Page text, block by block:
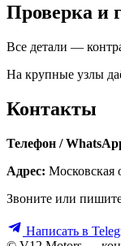
Проверка и
Все детали —
На крупные узлы
Контакты
Телефон /
Адрес: Московская
Звоните или
Написать в